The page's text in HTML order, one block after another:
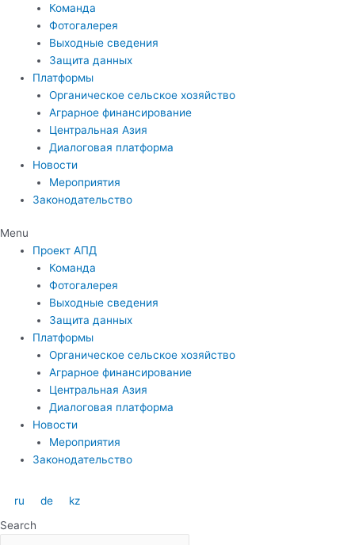
Команда
Фотогалерея
Выходные сведения
Защита данных
Платформы
Органическое сельское хозяйство
Аграрное финансирование
Центральная Азия
Диалоговая платформа
Новости
Мероприятия
Законодательство
Menu
Проект АПД
Команда
Фотогалерея
Выходные сведения
Защита данных
Платформы
Органическое сельское хозяйство
Аграрное финансирование
Центральная Азия
Диалоговая платформа
Новости
Мероприятия
Законодательство
ru de
kz
Search